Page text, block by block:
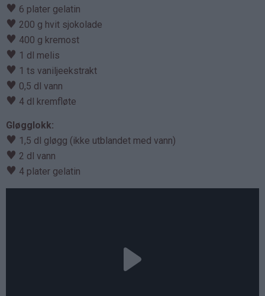
♥ 6 plater gelatin
♥ 200 g hvit sjokolade
♥ 400 g kremost
♥ 1 dl melis
♥ 1 ts vaniljeekstrakt
♥ 0,5 dl vann
♥ 4 dl kremfløte
Gløgglokk:
♥ 1,5 dl gløgg (ikke utblandet med vann)
♥ 2 dl vann
♥ 4 plater gelatin